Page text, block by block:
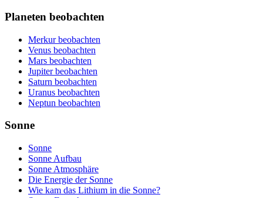
Planeten beobachten
Merkur beobachten
Venus beobachten
Mars beobachten
Jupiter beobachten
Saturn beobachten
Uranus beobachten
Neptun beobachten
Sonne
Sonne
Sonne Aufbau
Sonne Atmosphäre
Die Energie der Sonne
Wie kam das Lithium in die Sonne?